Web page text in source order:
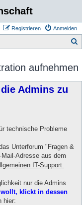
Anmelden
Registrieren
aufnehmen
Admins zu
technische Probleme
Unterforum "Fragen &
Adresse aus dem
IT-Support.
nur die Admins
klickt in dessen
hier: